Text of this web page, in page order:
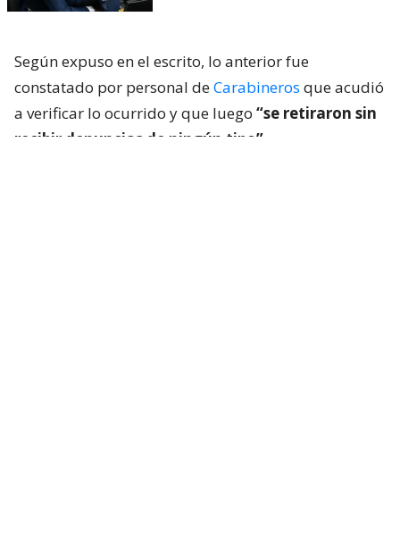
Según expuso en el escrito, lo anterior fue
constatado por personal deCarabineros que acudió
a verificar lo ocurrido y que luego “se retiraron sin
recibir denuncias de ningún tipo”.